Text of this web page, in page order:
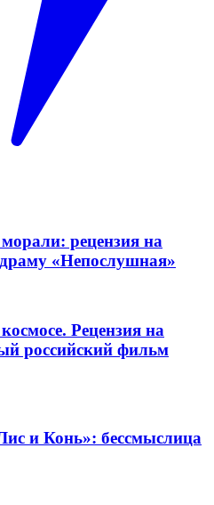
рецензия на
«Непослушная»
Рецензия на
российский фильм
и Конь»: бессмыслица